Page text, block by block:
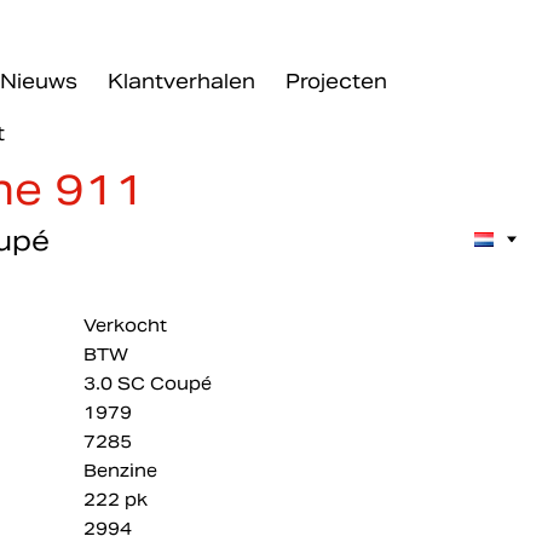
Nieuws Klantverhalen Projecten
911
Verkocht
BTW
3.0 SC Coupé
1979
7285
Benzine
222 pk
2994
in